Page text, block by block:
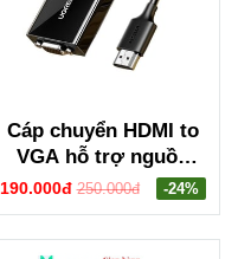
Cáp chuyển HDMI to
VGA hỗ trợ nguồn
Ugreen 90813
190.000đ 250.000đ -24%